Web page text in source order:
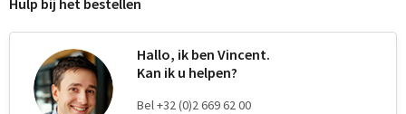
Hulp bij het bestellen
Hallo, ik ben Vincent.
Kan ik u helpen?
Bel +32 (0)2 669 62 00